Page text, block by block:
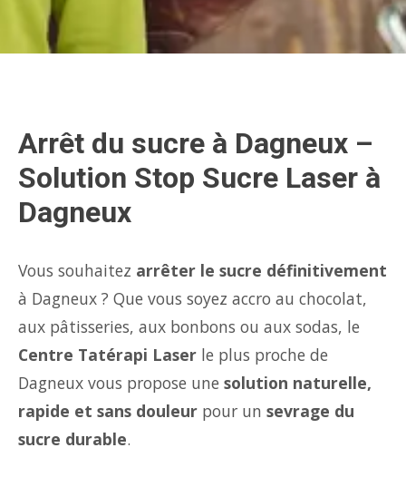
Arrêt du sucre à Dagneux –
Solution Stop Sucre Laser à
Dagneux
Vous souhaitez arrêter le sucre définitivement
à Dagneux ? Que vous soyez accro au chocolat,
aux pâtisseries, aux bonbons ou aux sodas, le
Centre Tatérapi Laser le plus proche de
Dagneux vous propose une solution naturelle,
rapide et sans douleur pour un sevrage du
sucre durable.